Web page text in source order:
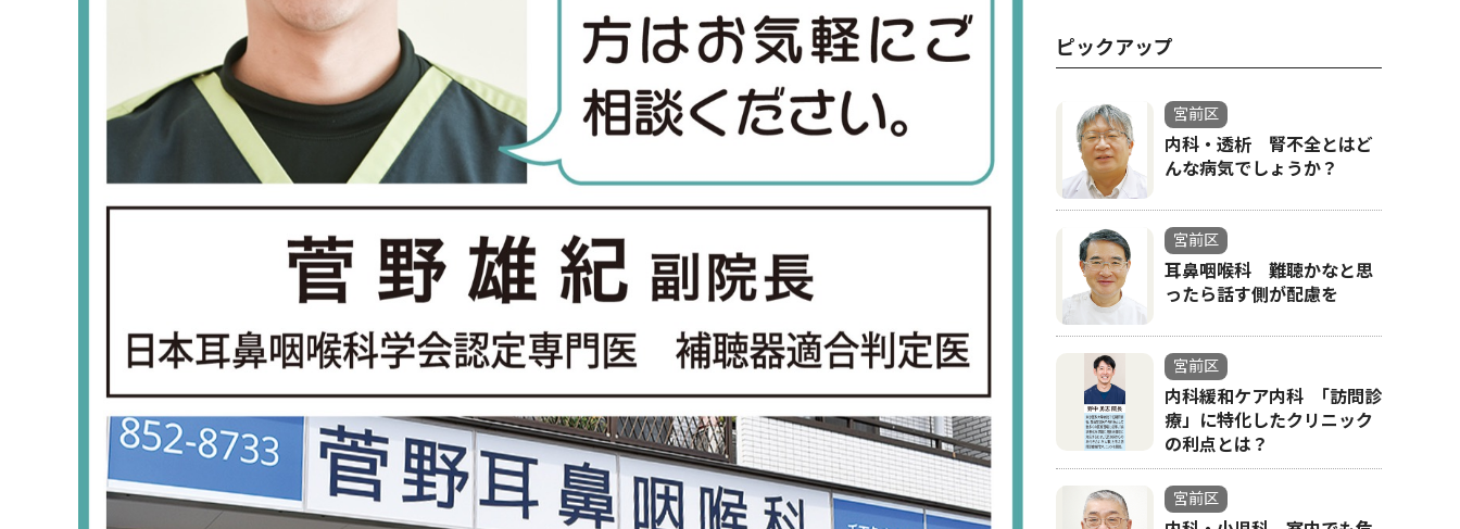
ピックアップ
宮前区
内科・透析 腎不全とはど
んな病気でしょうか？
宮前区
耳鼻咽喉科 難聴かなと思
ったら話す側が配慮を
宮前区
内科緩和ケア内科 ｢訪問診
療」に特化したクリニック
の利点とは？
宮前区